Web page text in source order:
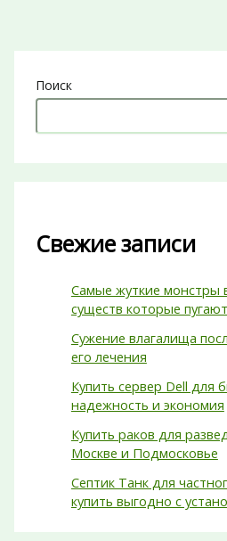
Поиск
Свежие записи
Самые жуткие монстры
существ которые
Сужение влагалища
его лечения
Купить сервер Dell для
надежность и экономия
Купить раков для
Москве и Подмосковье
Септик Танк для
купить выгодно с